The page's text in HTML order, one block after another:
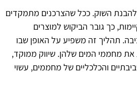
להבנת השוק. ככל שהצרכנים מתמקדים
כך גובר הביקוש למוצרים
תהליך זה משפיע על האופן שבו
מחממי המים שלהן. שיווק ממוקד,
והכלכליים של מחממים, עשוי